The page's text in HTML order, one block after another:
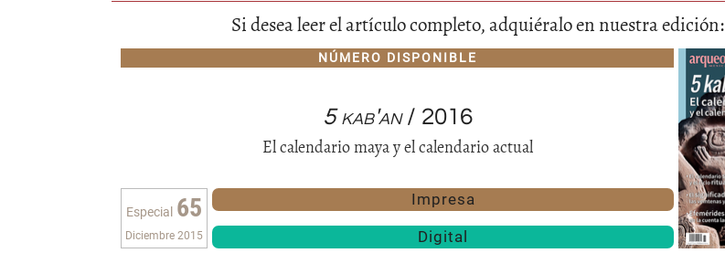
Si desea leer el artículo completo, adquiéralo en nuestra edición:
NÚMERO DISPONIBLE
5 kab'an/ 2016
El calendario maya y el calendario actual
Especial 65
Diciembre 2015
Impresa
Digital